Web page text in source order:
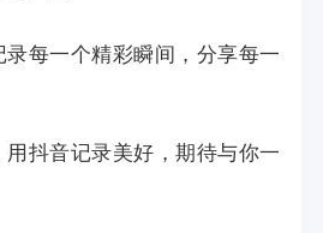
每一个精彩瞬间，分享每一
抖音记录美好，期待与你一